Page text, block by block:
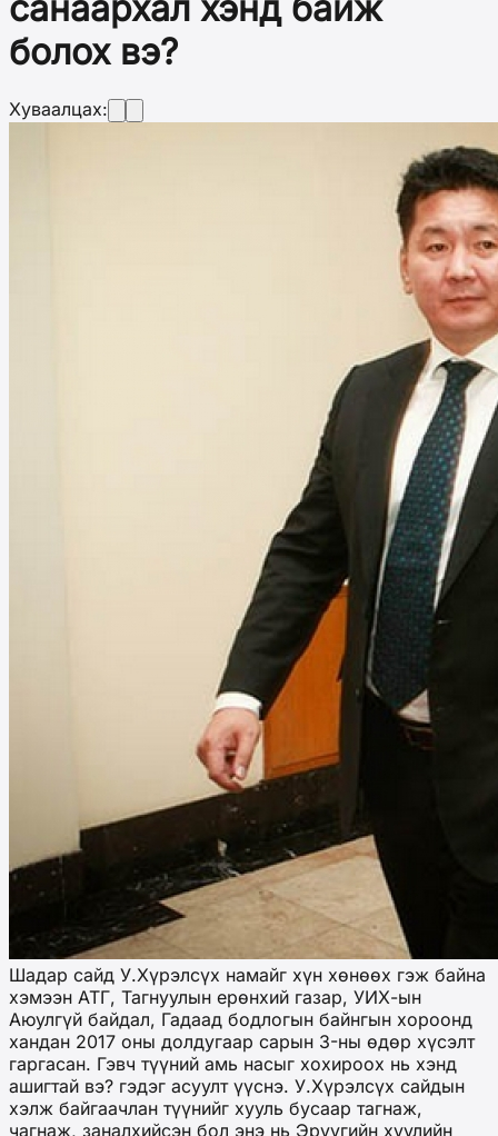
санаархал хэнд байж
болох вэ?
Хуваалцах:
Шадар сайд У.Хүрэлсүх намайг хүн хөнөөх гэж байна
хэмээн АТГ, Тагнуулын ерөнхий газар, УИХ-ын
Аюулгүй байдал, Гадаад бодлогын байнгын хороонд
хандан 2017 оны долдугаар сарын 3-ны өдөр хүсэлт
гаргасан. Гэвч түүний амь насыг хохироох нь хэнд
ашигтай вэ? гэдэг асуулт үүснэ. У.Хүрэлсүх сайдын
хэлж байгаачлан түүнийг хууль бусаар тагнаж,
чагнаж, заналхийсэн бол энэ нь Эрүүгийн хуулийн